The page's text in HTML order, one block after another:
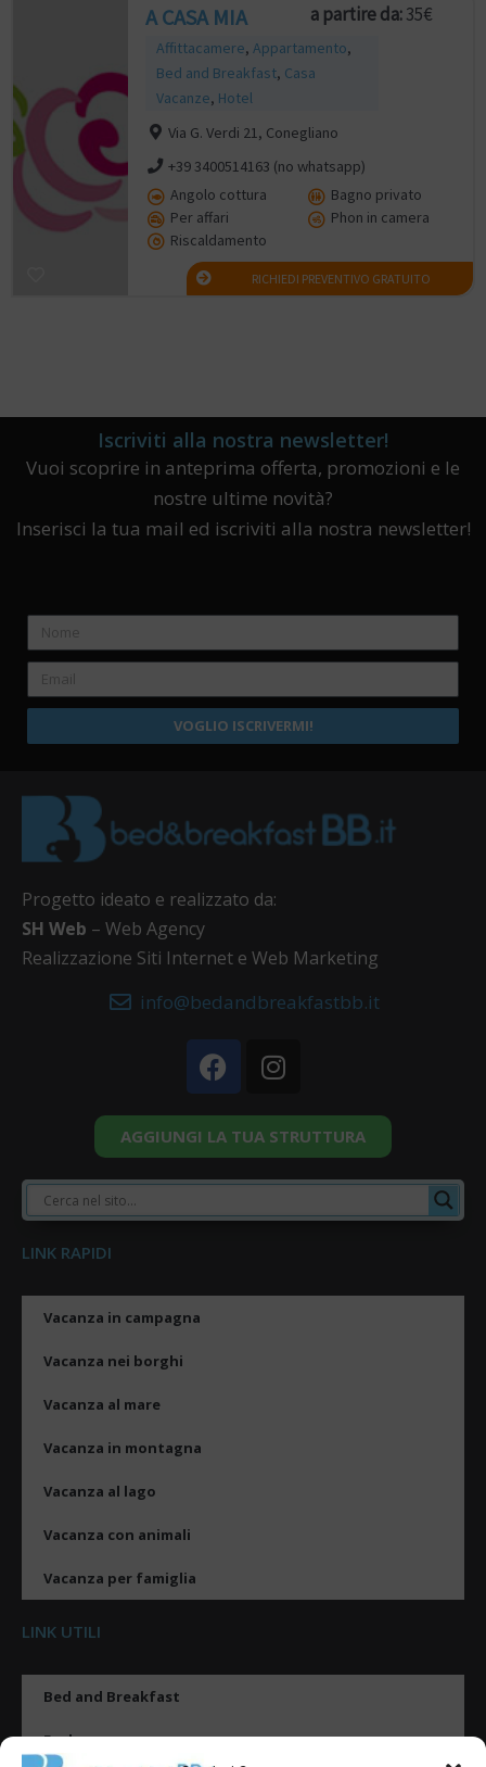
A CASA MIA
Affittacamere, Appartamento,
Bed and Breakfast, Casa
Vacanze, Hotel
a partire da:35€
Via G. Verdi 21, Conegliano
+39 3400514163 (no whatsapp)
Angolo cottura
Bagno privato
Per affari
Phon in camera
Riscaldamento
RICHIEDI PREVENTIVO GRATUITO
Iscriviti alla nostra newsletter!
Vuoi scoprire in anteprima offerta, promozioni e le
nostre ultime novità?
Inserisci la tua mail ed iscriviti alla nostra newsletter!
VOGLIO ISCRIVERMI!
Progetto ideato e realizzato da:
SH Web – Web Agency
Realizzazione Siti Internet e Web Marketing
info@bedandbreakfastbb.it
AGGIUNGI LA TUA STRUTTURA
LINK RAPIDI
Vacanza in campagna
Vacanza nei borghi
Vacanza al mare
Vacanza in montagna
Vacanza al lago
Vacanza con animali
Vacanza per famiglia
LINK UTILI
Bed and Breakfast
Esplora